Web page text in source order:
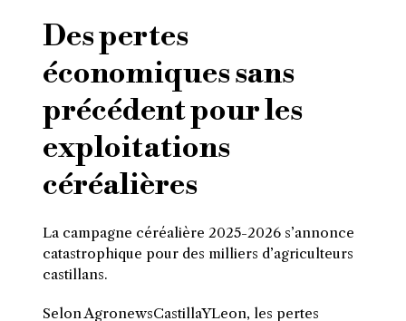
Des pertes
économiques sans
précédent pour les
exploitations
céréalières
La campagne céréalière 2025-2026 s’annonce
catastrophique pour des milliers d’agriculteurs
castillans.
SelonAgronewsCastillaYLeon, les pertes